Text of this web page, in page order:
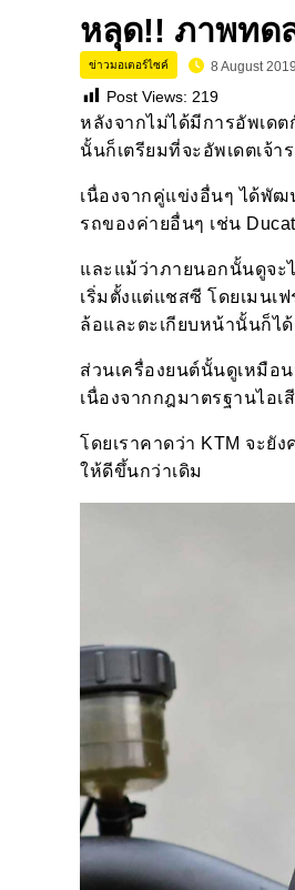
หลุด!! ภาพทด
ข่าวมอเตอร์ไซค์ 8 August 2019
Post Views: 219
หลังจากไม่ได้มีการอัพเด
นั้นก็เตรียมที่จะอัพเดตเจ้า
เนื่องจากคู่แข่งอื่นๆ ได้พัฒ
รถของค่ายอื่นๆ เช่น
และแม้ว่าภายนอกนั้นดูจะ
เริ่มตั้งแต่แชสซี โดยเมนเ
ล้อและตะเกียบหน้านั้นก็ไ
ส่วนเครื่องยนต์นั้นดูเหมือน
เนื่องจากกฎมาตรฐานไอ
โดยเราคาดว่า KTM จะยั
ให้ดีขึ้นกว่าเดิม